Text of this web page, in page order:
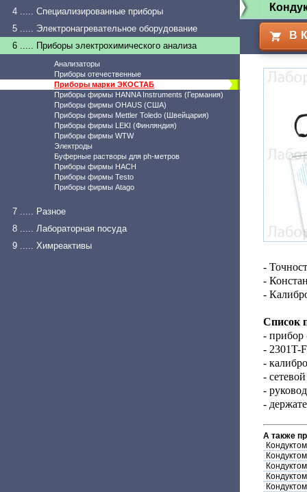
4 ..... Специализированные приборы
5 ..... Электронагревательное оборудование
6 ..... Приборы электрохимического анализа
Анализаторы
Приборы отечественные
Приборы марки ЭКОСТАБ
Приборы фирмы HANNA Instruments (Германия)
Приборы фирмы OHAUS (США)
Приборы фирмы Mettler Toledo (Швейцария)
Приборы фирмы LEKI (Финляндия)
Приборы фирмы WTW
Электроды
Буферные растворы для ph-метров
Приборы фирмы HACH
Приборы фирмы Testo
Приборы фирмы Atago
7 ..... Разное
8 ..... Лабораторная посуда
9 ..... Химреактивы
В
-
-
-
Список
- прибор
- 2301T-
-
-
-
-
А также